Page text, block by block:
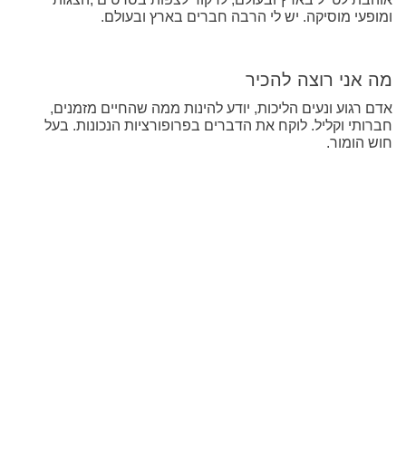
ומופעי מוסיקה. יש לי הרבה חברים בארץ ובעולם.
מה אני רוצה להכיר
אדם רגוע ונעים הליכות, יודע להינות ממה שהחיים מזמנים,
חברותי וקליל. לוקח את הדברים בפרופורציות הנכונות. בעל
חוש הומור.